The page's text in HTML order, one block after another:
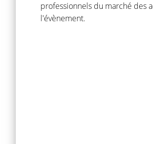
professionnels du marché des
l'évènement.